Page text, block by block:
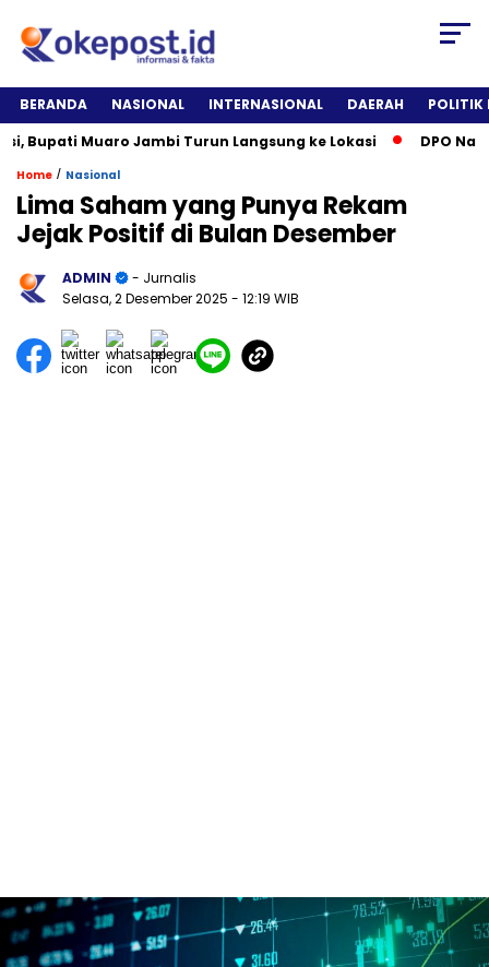
BERANDA NASIONAL INTERNASIONAL DAERAH
POLITIK
Muaro Jambi Turun Langsung ke Lokasi
DPO
Home / Nasional
Lima Saham yang Punya Rekam
Jejak Positif di Bulan Desember
ADMIN
- Jurnalis
Selasa, 2 Desember 2025 - 12:19 WIB